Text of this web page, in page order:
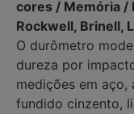
cores / Memória /
Rockwell, Brinell,
O durômetro
dureza por
medições em
fundido cinzento,